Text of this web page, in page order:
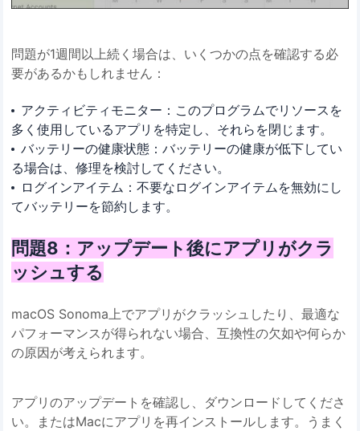
問題が1週間以上続く場合は、いくつかの点を確認する必
要があるかもしれません：
アクティビティモニター：このプログラムでリソースを
多く使用しているアプリを特定し、それらを閉じます。
バッテリーの健康状態：バッテリーの健康が低下してい
る場合は、修理を検討してください。
ログインアイテム：不要なログインアイテムを無効にし
てバッテリーを節約します。
問題8：アップデート後にアプリがクラ
ッシュする
macOS Sonoma上でアプリがクラッシュしたり、最適な
パフォーマンスが得られない場合、互換性の欠如や何らか
の原因が考えられます。
アプリのアップデートを確認し、ダウンロードしてくださ
い。またはMacにアプリを再インストールします。うまく